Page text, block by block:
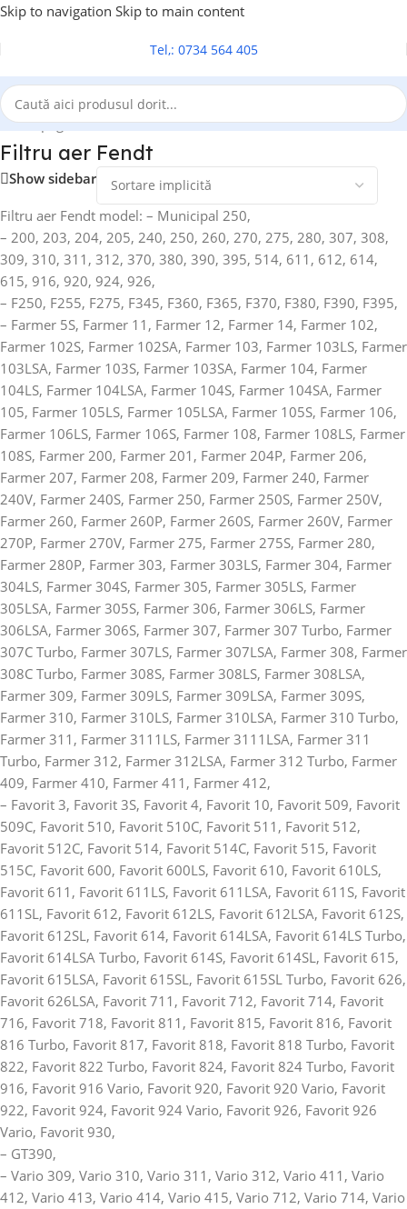
Skip to navigation Skip to main content
Tel,: 0734 564 405
Prima pagină/Filtre tractoare/Filtru aer/Filtru aer Fendt
Filtru aer Fendt
Show sidebar
Filtru aer Fendt model: – Municipal 250,
– 200, 203, 204, 205, 240, 250, 260, 270, 275, 280, 307, 308,
309, 310, 311, 312, 370, 380, 390, 395, 514, 611, 612, 614,
615, 916, 920, 924, 926,
– F250, F255, F275, F345, F360, F365, F370, F380, F390, F395,
– Farmer 5S, Farmer 11, Farmer 12, Farmer 14, Farmer 102,
Farmer 102S, Farmer 102SA, Farmer 103, Farmer 103LS, Farmer
103LSA, Farmer 103S, Farmer 103SA, Farmer 104, Farmer
104LS, Farmer 104LSA, Farmer 104S, Farmer 104SA, Farmer
105, Farmer 105LS, Farmer 105LSA, Farmer 105S, Farmer 106,
Farmer 106LS, Farmer 106S, Farmer 108, Farmer 108LS, Farmer
108S, Farmer 200, Farmer 201, Farmer 204P, Farmer 206,
Farmer 207, Farmer 208, Farmer 209, Farmer 240, Farmer
240V, Farmer 240S, Farmer 250, Farmer 250S, Farmer 250V,
Farmer 260, Farmer 260P, Farmer 260S, Farmer 260V, Farmer
270P, Farmer 270V, Farmer 275, Farmer 275S, Farmer 280,
Farmer 280P, Farmer 303, Farmer 303LS, Farmer 304, Farmer
304LS, Farmer 304S, Farmer 305, Farmer 305LS, Farmer
305LSA, Farmer 305S, Farmer 306, Farmer 306LS, Farmer
306LSA, Farmer 306S, Farmer 307, Farmer 307 Turbo, Farmer
307C Turbo, Farmer 307LS, Farmer 307LSA, Farmer 308, Farmer
308C Turbo, Farmer 308S, Farmer 308LS, Farmer 308LSA,
Farmer 309, Farmer 309LS, Farmer 309LSA, Farmer 309S,
Farmer 310, Farmer 310LS, Farmer 310LSA, Farmer 310 Turbo,
Farmer 311, Farmer 3111LS, Farmer 3111LSA, Farmer 311
Turbo, Farmer 312, Farmer 312LSA, Farmer 312 Turbo, Farmer
409, Farmer 410, Farmer 411, Farmer 412,
– Favorit 3, Favorit 3S, Favorit 4, Favorit 10, Favorit 509, Favorit
509C, Favorit 510, Favorit 510C, Favorit 511, Favorit 512,
Favorit 512C, Favorit 514, Favorit 514C, Favorit 515, Favorit
515C, Favorit 600, Favorit 600LS, Favorit 610, Favorit 610LS,
Favorit 611, Favorit 611LS, Favorit 611LSA, Favorit 611S, Favorit
611SL, Favorit 612, Favorit 612LS, Favorit 612LSA, Favorit 612S,
Favorit 612SL, Favorit 614, Favorit 614LSA, Favorit 614LS Turbo,
Favorit 614LSA Turbo, Favorit 614S, Favorit 614SL, Favorit 615,
Favorit 615LSA, Favorit 615SL, Favorit 615SL Turbo, Favorit 626,
Favorit 626LSA, Favorit 711, Favorit 712, Favorit 714, Favorit
716, Favorit 718, Favorit 811, Favorit 815, Favorit 816, Favorit
816 Turbo, Favorit 817, Favorit 818, Favorit 818 Turbo, Favorit
822, Favorit 822 Turbo, Favorit 824, Favorit 824 Turbo, Favorit
916, Favorit 916 Vario, Favorit 920, Favorit 920 Vario, Favorit
922, Favorit 924, Favorit 924 Vario, Favorit 926, Favorit 926
Vario, Favorit 930,
– GT390,
– Vario 309, Vario 310, Vario 311, Vario 312, Vario 411, Vario
412, Vario 413, Vario 414, Vario 415, Vario 712, Vario 714, Vario